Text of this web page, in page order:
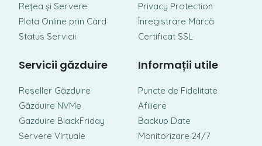
Rețea și Servere
Plata Online prin Card
Status Servicii
Privacy Protection
Înregistrare Marcă
Certificat SSL
Servicii găzduire
Reseller Găzduire
Găzduire NVMe
Gazduire BlackFriday
Servere Virtuale
Informații utile
Puncte de Fidelitate
Afiliere
Backup Date
Monitorizare 24/7